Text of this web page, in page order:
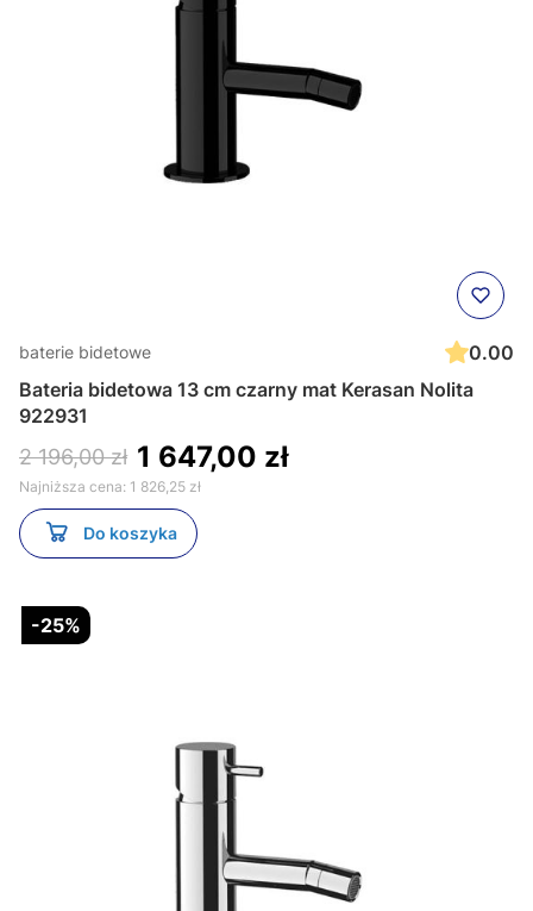
baterie bidetowe
0.00
Bateria bidetowa 13 cm czarny mat Kerasan Nolita
922931
2 196,00 zł 1 647,00 zł
Najniższa cena: 1 826,25 zł
Do koszyka
-25%